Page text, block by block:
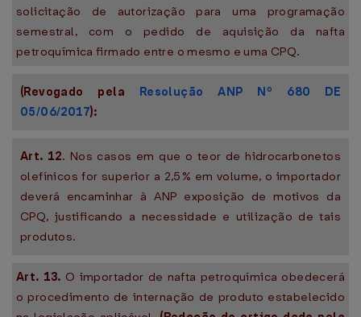
solicitação de autorização para uma programação
semestral, com o pedido de aquisição da nafta
petroquímica firmado entre o mesmo e uma CPQ.
(Revogado pela Resolução ANP Nº 680 DE
05/06/2017):
Art. 12. Nos casos em que o teor de hidrocarbonetos
olefínicos for superior a 2,5% em volume, o importador
deverá encaminhar à ANP exposição de motivos da
CPQ, justificando a necessidade e utilização de tais
produtos.
Art. 13. O importador de nafta petroquímica obedecerá
o procedimento de internação de produto estabelecido